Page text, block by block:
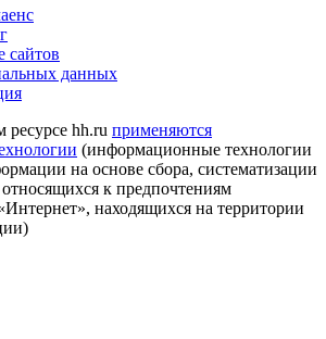
сайтов
данных
hh.ru применяются
(информационные технологии
на основе сбора, систематизации
к предпочтениям
находящихся на территории